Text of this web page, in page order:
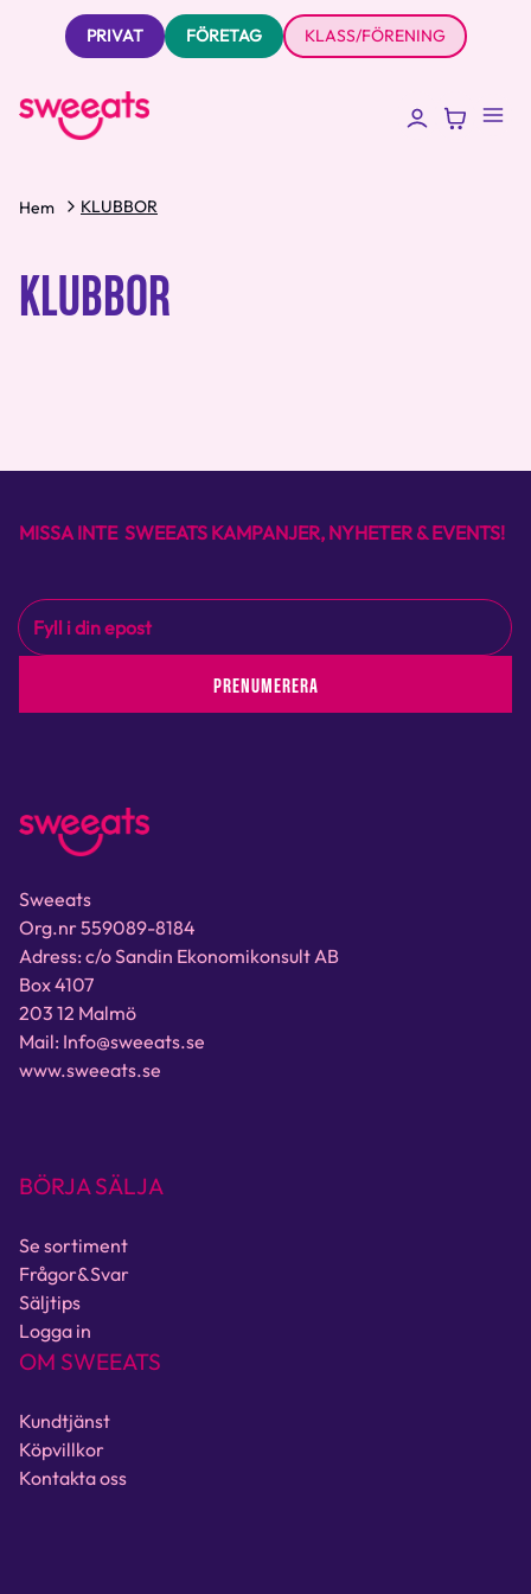
PRIVAT FÖRETAG KLASS/FÖRENING
Hem KLUBBOR
KLUBBOR
MISSA INTE SWEEATS KAMPANJER, NYHETER & EVENTS!
PRENUMERERA
Sweeats
Org.nr 559089-8184
Adress: c/o Sandin Ekonomikonsult AB
Box 4107
203 12 Malmö
Mail: Info@sweeats.se
www.sweeats.se
BÖRJA SÄLJA
Se sortiment
Frågor&Svar
Säljtips
Logga in
OM SWEEATS
Kundtjänst
Köpvillkor
Kontakta oss